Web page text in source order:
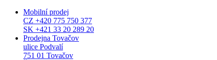
Mobilní prodej
CZ +420 775 750 377
SK +421 33 20 289 20
Prodejna Tovačov
ulice Podvalí
751 01 Tovačov